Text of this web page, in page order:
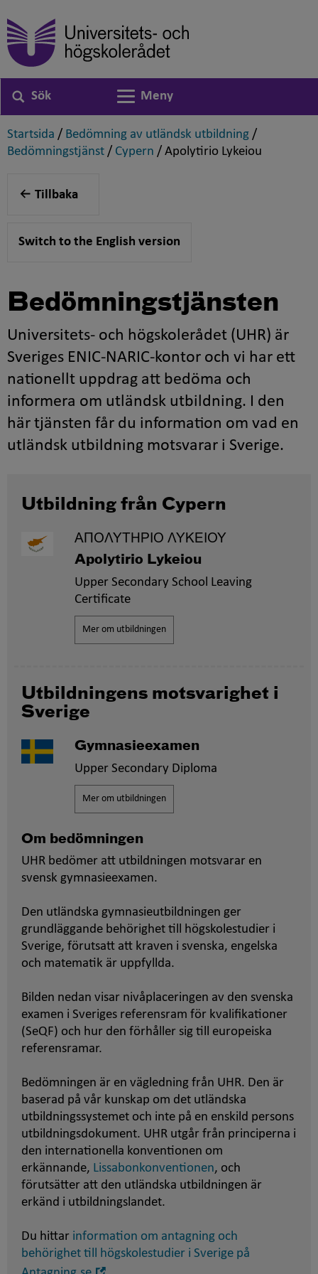
Sök
Växla navigering
Meny
Startsida ,
/ Bedömning av utländsk utbildning ,
/
Bedömningstjänst ,
/ Cypern ,
/ Apolytirio Lykeiou
Tillbaka
Switch to the English version
Bedömningstjänsten
Universitets- och högskolerådet (UHR) är
Sveriges ENIC-NARIC-kontor och vi har ett
nationellt uppdrag att bedöma och
informera om utländsk utbildning. I den
här tjänsten får du information om vad en
utländsk utbildning motsvarar i Sverige.
Utbildning från Cypern
ΑΠΟΛΥΤΗΡΙΟ ΛΥΚΕΙΟΥ
Apolytirio Lykeiou
Upper Secondary School Leaving
Certificate
Mer om utbildningen
Utbildningens motsvarighet i
Sverige
Gymnasieexamen
Upper Secondary Diploma
Mer om utbildningen
Om bedömningen
UHR bedömer att utbildningen motsvarar en
svensk gymnasieexamen.
Den utländska gymnasieutbildningen ger
grundläggande behörighet till högskolestudier i
Sverige, förutsatt att kraven i svenska, engelska
och matematik är uppfyllda.
Bilden nedan visar nivåplaceringen av den svenska
examen i Sveriges referensram för kvalifikationer
(SeQF) och hur den förhåller sig till europeiska
referensramar.
Bedömningen är en vägledning från UHR. Den är
baserad på vår kunskap om det utländska
utbildningssystemet och inte på en enskild persons
utbildningsdokument. UHR utgår från principerna i
den internationella konventionen om
erkännande, Lissabonkonventionen, och
förutsätter att den utländska utbildningen är
erkänd i utbildningslandet.
Du hittar information om antagning och
behörighet till högskolestudier i Sverige på